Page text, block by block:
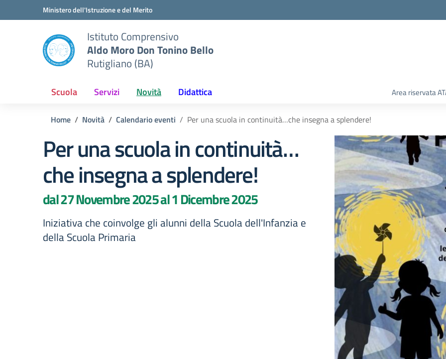
Vai ai contenuti
Vai al menu di navigazioneMinistero dell'Istruzione e del Merito
Istituto Comprensivo
Aldo Moro Don Tonino Bello
Rutigliano (BA)
Scuola Servizi Novità Didattica Area riservata
Home Novità Calendario eventi Per una scuola in continuità…che insegna a splendere!
Per una scuola in continuità…
che insegna a splendere!
dal 27 Novembre 2025 al 1 Dicembre 2025
Iniziativa che coinvolge gli alunni della Scuola dell'Infanzia e
della Scuola Primaria